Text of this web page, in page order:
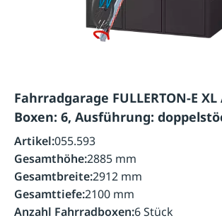
Fahrradgarage FULLERTON-E
Boxen: 6, Ausführung:
Artikel:055.593
Gesamthöhe:2885 mm
Gesamtbreite:2912 mm
Gesamttiefe:2100 mm
Anzahl Fahrradboxen:6 Stück